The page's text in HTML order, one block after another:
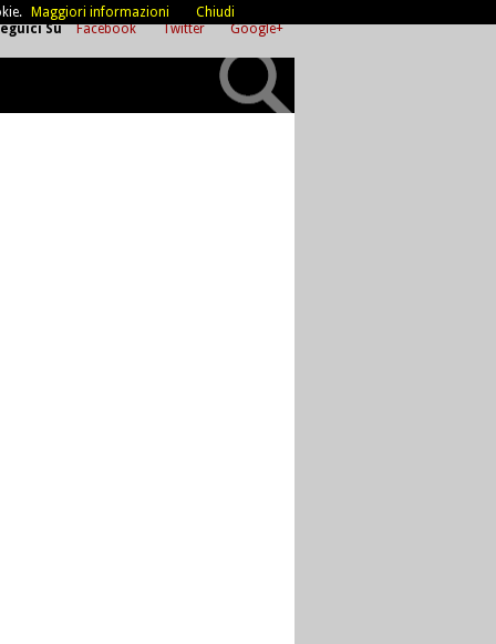
Su Facebook Twitter Google+
Maggiori informazioni Chiudi